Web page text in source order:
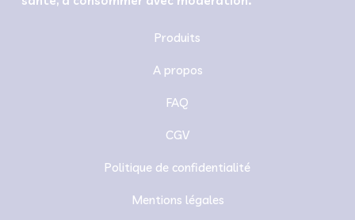
Produits
A propos
FAQ
CGV
Politique de confidentialité
Mentions légales